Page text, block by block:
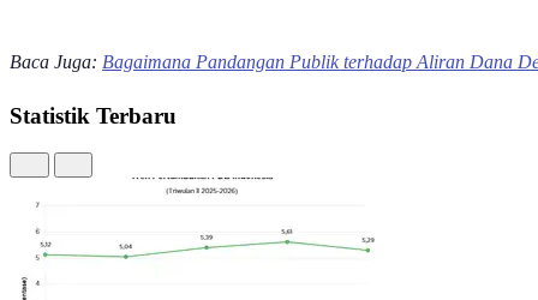
Baca Juga: Bagaimana Pandangan Publik terhadap Aliran Dana
Statistik Terbaru